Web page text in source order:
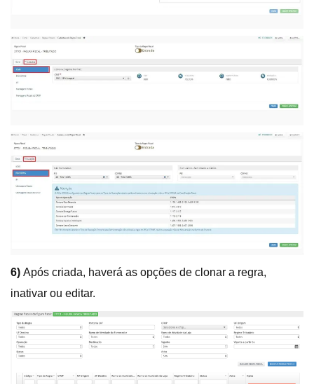
6) Após criada, haverá as opções de clonar a regra,
inativar ou editar.